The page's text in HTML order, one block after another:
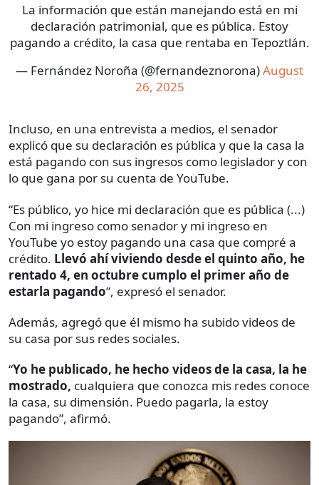
La información que están manejando está en mi
declaración patrimonial, que es pública. Estoy
pagando a crédito, la casa que rentaba en Tepoztlán.
— Fernández Noroña (@fernandeznorona)August
26, 2025
Incluso, en una entrevista a medios, el senador
explicó que su declaración es pública y que la casa la
está pagando con sus ingresos como legislador y con
lo que gana por su cuenta de YouTube.
“Es público, yo hice mi declaración que es pública (...)
Con mi ingreso como senador y mi ingreso en
YouTube yo estoy pagando una casa que compré a
crédito. Llevó ahí viviendo desde el quinto año, he
rentado 4, en octubre cumplo el primer año de
estarla pagando”, expresó el senador.
Además, agregó que él mismo ha subido videos de
su casa por sus redes sociales.
“Yo he publicado, he hecho videos de la casa, la he
mostrado, cualquiera que conozca mis redes conoce
la casa, su dimensión. Puedo pagarla, la estoy
pagando”, afirmó.